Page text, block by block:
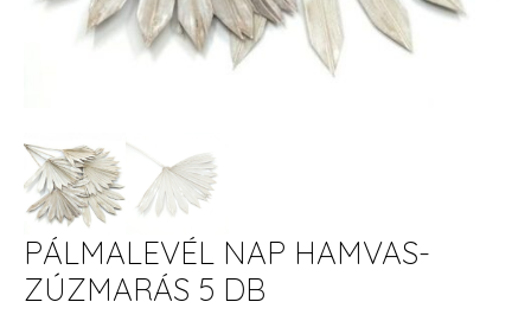
PÁLMALEVÉL NAP HAMVAS-
ZÚZMARÁS 5 DB